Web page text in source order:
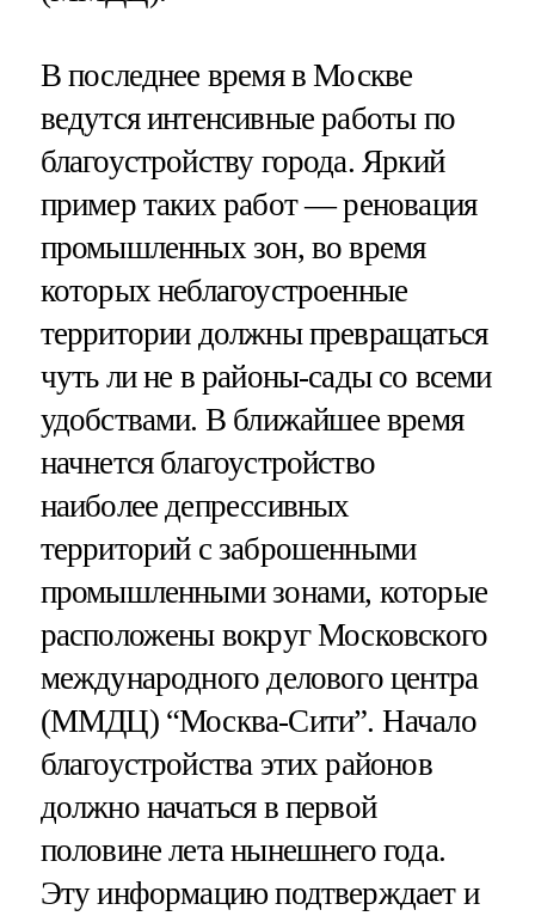
В последнее время в Москве
ведутся интенсивные работы по
благоустройству города. Яркий
пример таких работ — реновация
промышленных зон, во время
которых неблагоустроенные
территории должны превращаться
чуть ли не в районы-сады со всеми
удобствами. В ближайшее время
начнется благоустройство
наиболее депрессивных
территорий с заброшенными
промышленными зонами, которые
расположены вокруг Московского
международного делового центра
(ММДЦ) “Москва-Сити”. Начало
благоустройства этих районов
должно начаться в первой
половине лета нынешнего года.
Эту информацию подтверждает и